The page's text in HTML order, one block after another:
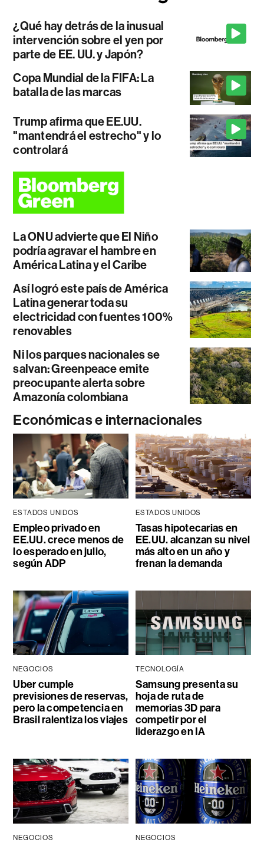
¿Qué hay detrás de la inusual
intervención sobre el yen por
parte de EE. UU. y Japón?
Copa Mundial de la FIFA: La
batalla de las marcas
Trump afirma que EE.UU.
"mantendrá el estrecho" y lo
controlará
La ONU advierte que El Niño
podría agravar el hambre en
América Latina y el Caribe
Así logró este país de América
Latina generar toda su
electricidad con fuentes 100%
renovables
Ni los parques nacionales se
salvan: Greenpeace emite
preocupante alerta sobre
Amazonía colombiana
Económicas e internacionales
ESTADOS UNIDOS
Empleo privado en
EE.UU. crece menos de
lo esperado en julio,
según ADP
ESTADOS UNIDOS
Tasas hipotecarias en
EE.UU. alcanzan su nivel
más alto en un año y
frenan la demanda
NEGOCIOS
Uber cumple
previsiones de reservas,
pero la competencia en
Brasil ralentiza los viajes
TECNOLOGÍA
Samsung presenta su
hoja de ruta de
memorias 3D para
competir por el
liderazgo en IA
NEGOCIOS NEGOCIOS